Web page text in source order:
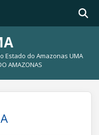
Estado do Amazonas UMA
AMAZONAS